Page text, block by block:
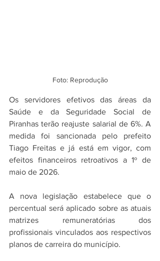
Foto: Reprodução
Os servidores efetivos das áreas da
Saúde e da Seguridade Social de
Piranhas terão reajuste salarial de 6%. A
medida foi sancionada pelo prefeito
Tiago Freitas e já está em vigor, com
efeitos financeiros retroativos a 1º de
maio de 2026.
A nova legislação estabelece que o
percentual será aplicado sobre as atuais
matrizes remuneratórias dos
profissionais vinculados aos respectivos
planos de carreira do município.